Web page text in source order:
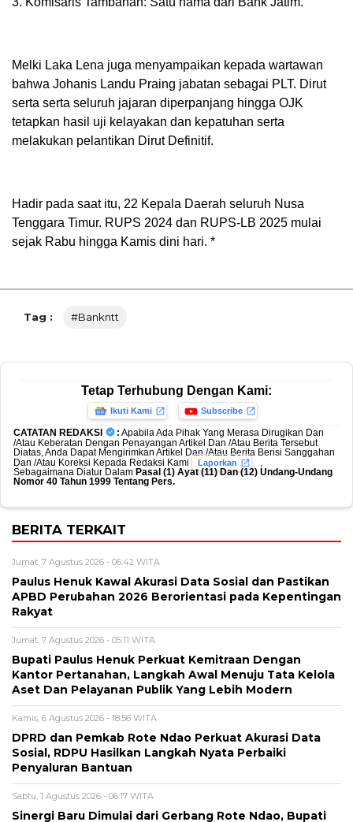
Melki Laka Lena juga menyampaikan kepada wartawan
bahwa Johanis Landu Praing jabatan sebagai PLT. Dirut
serta serta seluruh jajaran diperpanjang hingga OJK
tetapkan hasil uji kelayakan dan kepatuhan serta
melakukan pelantikan Dirut Definitif.
Hadir pada saat itu, 22 Kepala Daerah seluruh Nusa
Tenggara Timur. RUPS 2024 dan RUPS-LB 2025 mulai
sejak Rabu hingga Kamis dini hari. *
Tag : #bankntt
Tetap Terhubung Dengan Kami:
Ikuti Kami Subscribe
CATATAN REDAKSI : Apabila Ada Pihak Yang Merasa Dirugikan Dan
/Atau Keberatan Dengan Penayangan Artikel Dan /Atau Berita Tersebut
Diatas, Anda Dapat Mengirimkan Artikel Dan /Atau Berita Berisi Sanggahan
Dan /Atau Koreksi Kepada Redaksi Kami
Laporkan
,
Sebagaimana Diatur Dalam Pasal (1) Ayat (11) Dan (12) Undang-Undang
Nomor 40 Tahun 1999 Tentang Pers.
BERITA TERKAIT
Jumat, 7 Agustus 2026 - 06:42 WITA
Paulus Henuk Kawal Akurasi Data Sosial dan Pastikan
APBD Perubahan 2026 Berorientasi pada Kepentingan
Rakyat
Jumat, 7 Agustus 2026 - 05:11 WITA
Bupati Paulus Henuk Perkuat Kemitraan Dengan
Kantor Pertanahan, Langkah Awal Menuju Tata Kelola
Aset Dan Pelayanan Publik Yang Lebih Modern
Kamis, 6 Agustus 2026 - 18:56 WITA
DPRD dan Pemkab Rote Ndao Perkuat Akurasi Data
Sosial, RDPU Hasilkan Langkah Nyata Perbaiki
Penyaluran Bantuan
Sabtu, 1 Agustus 2026 - 06:17 WITA
Sinergi Baru Dimulai dari Gerbang Rote Ndao, Bupati